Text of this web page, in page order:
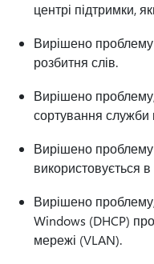
центрі підтримки,
Вирішено проблему
розбитня слів.
Вирішено
сортування служби
Вирішено проблему
використовується в
Вирішено
Windows (DHCP)
мережі (VLAN).